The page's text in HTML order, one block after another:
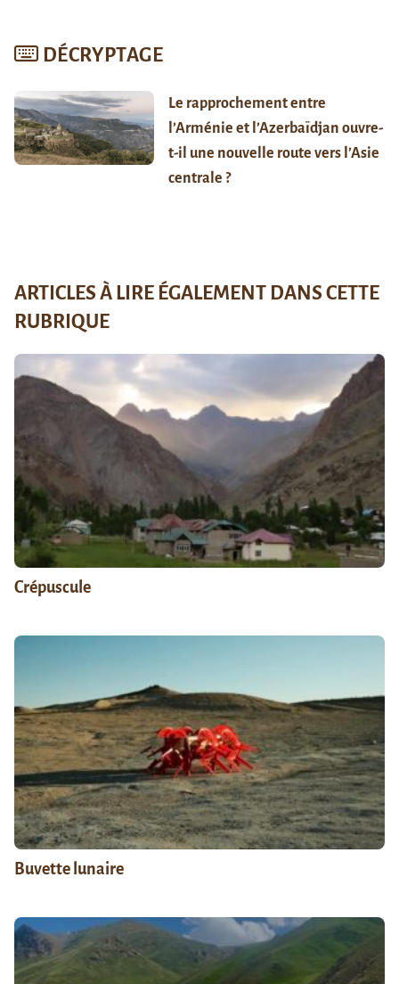
DÉCRYPTAGE
Le rapprochement entre
l’Arménie et l’Azerbaïdjan ouvre-
t-il une nouvelle route vers l’Asie
centrale ?
ARTICLES À LIRE ÉGALEMENT DANS CETTE
RUBRIQUE
Crépuscule
Buvette lunaire